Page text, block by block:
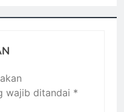
wajib ditandai *